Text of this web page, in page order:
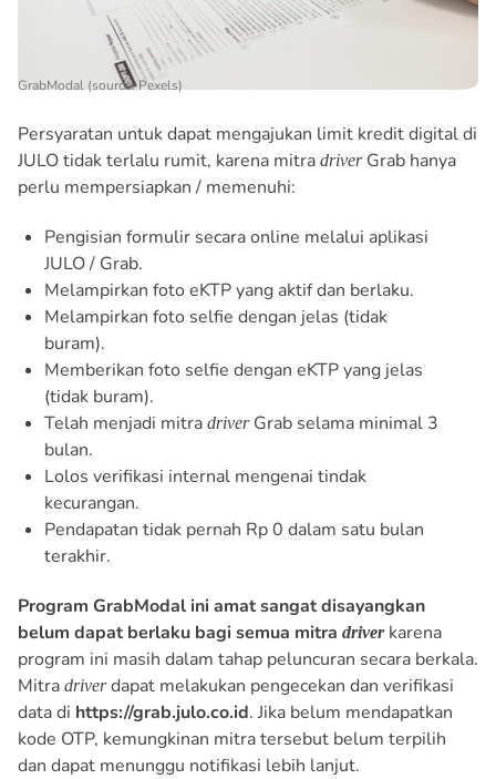
GrabModal (source: Pexels)
Persyaratan untuk dapat mengajukan limit kredit digital di
JULO tidak terlalu rumit, karena mitra driver Grab hanya
perlu mempersiapkan / memenuhi:
Pengisian formulir secara online melalui aplikasi
JULO / Grab.
Melampirkan foto eKTP yang aktif dan berlaku.
Melampirkan foto selfie dengan jelas (tidak
buram).
Memberikan foto selfie dengan eKTP yang jelas
(tidak buram).
Telah menjadi mitra driver Grab selama minimal 3
bulan.
Lolos verifikasi internal mengenai tindak
kecurangan.
Pendapatan tidak pernah Rp 0 dalam satu bulan
terakhir.
Program GrabModal ini amat sangat disayangkan
belum dapat berlaku bagi semua mitra driver karena
program ini masih dalam tahap peluncuran secara berkala.
Mitra driver dapat melakukan pengecekan dan verifikasi
data di https://grab.julo.co.id. Jika belum mendapatkan
kode OTP, kemungkinan mitra tersebut belum terpilih
dan dapat menunggu notifikasi lebih lanjut.